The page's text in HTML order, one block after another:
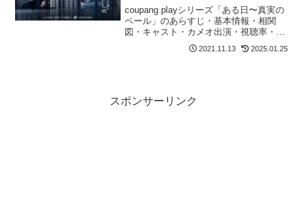
ヒョン＆チャ・スンウォン主演
coupang playシリーズ「ある日〜真実の
ベール」のあらすじ・基本情報・相関
図・キャスト・カメオ出演・視聴率・
OST｜Amazonプライム・ビデオ配信.
2021.11.13 2025.01.25
スポンサーリンク